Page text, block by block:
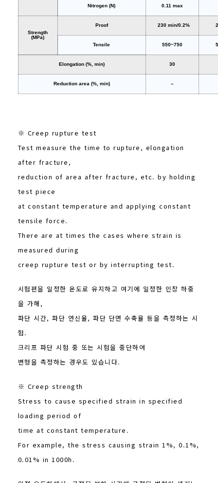
Nitrogen (N) 0.11 max
Strength
(MPa)
Proof 230 min/0.2%
Tensile 550~750
Elongation (%, min) 30
Reduction area (%, min) –
※ Creep rupture test
Test measure the time to rupture, elongation
after fracture,
reduction of area after fracture, etc. by holding
test piece
at constant temperature and applying constant
tensile force.
There are at times the cases where strain is
measured during
creep rupture test or by interrupting test.
시험편을 일정한 온도로 유지하고 여기에 일정한 인장 하중
을 가해,
파단 시간, 파단 연신율, 파단 단면 수축율 등을 측정하는 시
험.
크리프 파단 시험 중 또는 시험을 중단하여
변형을 측정하는 경우도 있습니다.
※ Creep strength
Stress to cause specified strain in specified
loading period of
time at constant temperature.
For example, the stress causing strain 1%, 0.1%,
0.01% in 1000h.